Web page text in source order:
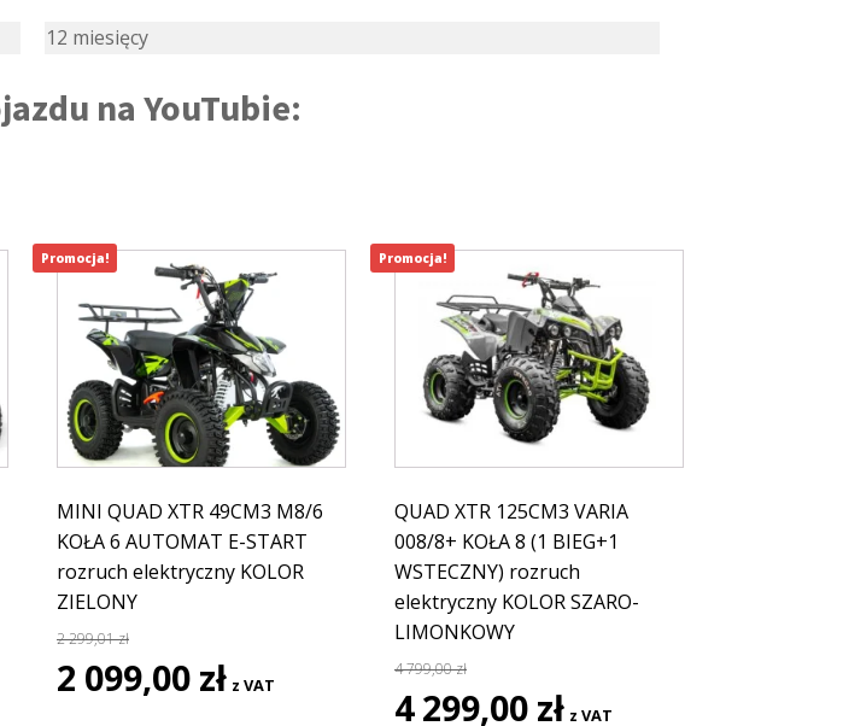
12 miesięcy
na YouTubie:
MINI QUAD XTR 49CM3 M8/6
KOŁA 6 AUTOMAT E-START
rozruch elektryczny KOLOR
ZIELONY
2 299,01zł
Pierwotna
cena
2 099,00 zł cena
z VAT
Promocja!
QUAD XTR 125CM3 VARIA
008/8+ KOŁA 8 (1 BIEG+1
WSTECZNY) rozruch
elektryczny KOLOR SZARO-
LIMONKOWY
4 799,00zł
Pierwotna
4 299,00 zł z VAT
Promocja!